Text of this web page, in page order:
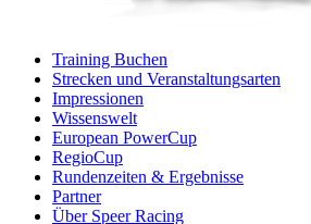
Training Buchen
Strecken und Veranstaltungsarten
Impressionen
Wissenswelt
European PowerCup
RegioCup
Rundenzeiten & Ergebnisse
Partner
Über Speer Racing